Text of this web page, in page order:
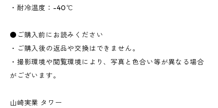
・耐冷温度：-40℃
●ご購入前にお読みください
・ご購入後の返品や交換はできません。
・撮影環境や閲覧環境により、写真と色合い等が異なる場合
がございます。
山崎実業 タワー